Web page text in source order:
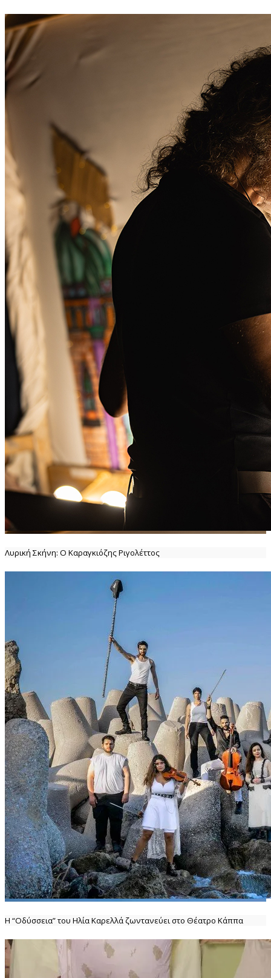
Λυρική Σκήνη: Ο Καραγκιόζης Ριγολέττος
Η “Οδύσσεια” του Ηλία Καρελλά ζωντανεύει στο Θέατρο Κάππα